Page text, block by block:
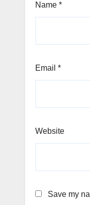
Name *
Email *
Website
Save my